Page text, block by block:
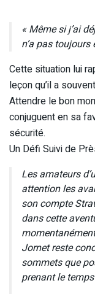
« Même si j’ai
n’a pas toujours
Cette situation lui
leçon qu’il a
Attendre le bon
conjuguent en sa
sécurité.
Un Défi Suivi de
Les amateurs
attention les
son compte
dans cette
Jornet reste
sommets que
prenant le